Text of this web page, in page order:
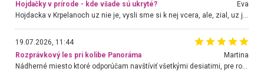
Hojdačky v prírode - kde všade sú ukryté?
Eva
Hojdacka v Krpelanoch uz nie je, vysli sme si k nej vcera, ale, zial, uz je znicena. Ak sem planujete cestu len kvoli hojdacke, mozete si ju usetrit. Krasny vyhlad je tu vsak aj bez hojdacky :-)
19.07.2026, 11:44
Rozprávkový les pri kolibe Panoráma
Martina
Nádherné miesto ktoré odporúčam navštíviť všetkými desiatimi, pre rodiny s deťmi, dôchodcom... Proste a jednoducho ozaj rozprávkový les.. určite ešte prídeme. Odniesli sme si na pamiatku krásne tričká,